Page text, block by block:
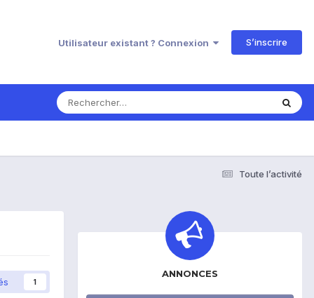
Utilisateur existant ? Connexion S’inscrire
Toute l’activité
1
ANNONCES